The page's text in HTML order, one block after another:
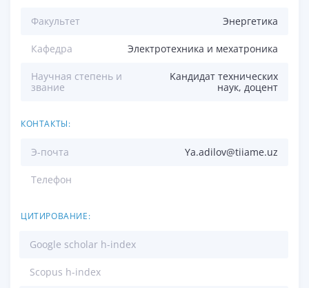
Факультет Энергетикa
Кафедра Электротехника и мехатроника
Научная степень и
звание
Kандидат технических
наук, доцент
КОНТАКТЫ:
Э-почта Ya.adilov@tiiame.uz
Телефон
ЦИТИРОВАНИЕ:
Google scholar h-index
Scopus h-index